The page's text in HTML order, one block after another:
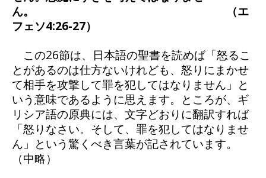
ん。 （エ
フェソ4:26-27）
この26節は、日本語の聖書を読めば「怒るこ
とがあるのは仕方ないけれども、怒りにまかせ
て相手を攻撃して罪を犯してはなりません」と
いう意味であるように思えます。ところが、ギ
リシア語の原典には、文字どおりに翻訳すれば
「怒りなさい。そして、罪を犯してはなりませ
ん」という驚くべき言葉が記されています。
（中略）